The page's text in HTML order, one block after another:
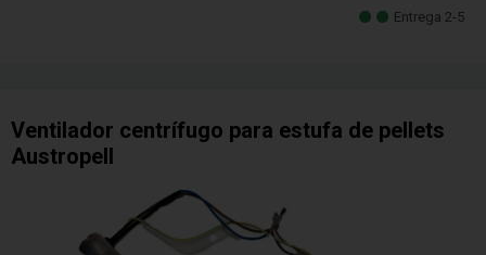
Entrega 2-5
Ventilador centrífugo para estufa de pellets
Austropell